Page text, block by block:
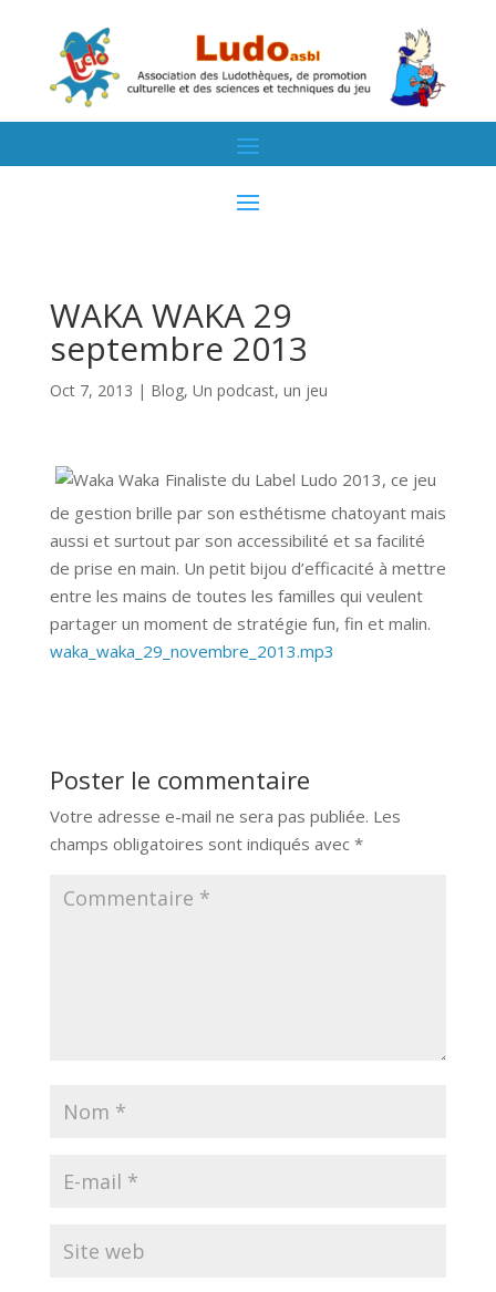
WAKA WAKA 29
septembre 2013
Oct 7, 2013 | Blog, Un podcast, un jeu
Finaliste du Label Ludo 2013, ce jeu
de gestion brille par son esthétisme chatoyant mais
aussi et surtout par son accessibilité et sa facilité
de prise en main. Un petit bijou d’efficacité à mettre
entre les mains de toutes les familles qui veulent
partager un moment de stratégie fun, fin et malin.
waka_waka_29_novembre_2013.mp3
Poster le commentaire
Votre adresse e-mail ne sera pas publiée. Les
champs obligatoires sont indiqués avec *